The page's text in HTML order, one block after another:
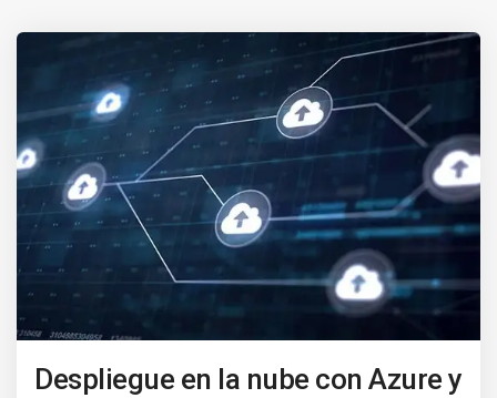
Despliegue en la nube con Azure y